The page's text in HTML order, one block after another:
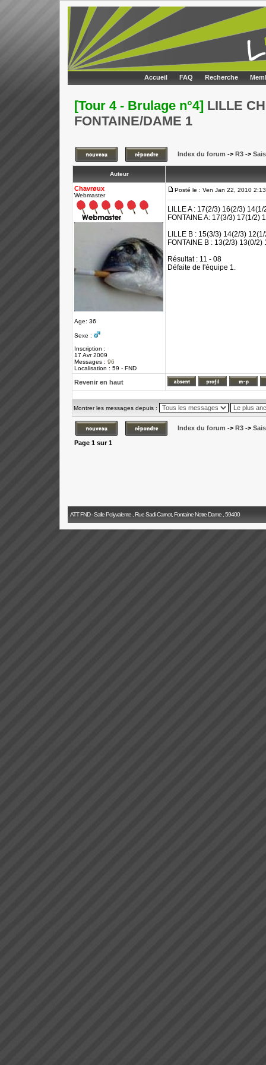
Accueil FAQ Recherche
[Tour 4 - Brulage n°4] LILLE
FONTAINE/DAME 1
Index du forum -> R3 ->
Auteur
Chavrøux
Webmaster
Age: 36
Sexe :
Inscription :
17 Avr 2009
Messages : 96
Localisation : 59 - FND
Posté le : Ven Jan 22, 2010
LILLE A : 17(2/3) 16(2/3) 14(1/
FONTAINE A: 17(3/3) 17(1/2)
LILLE B : 15(3/3) 14(2/3)
FONTAINE B : 13(2/3) 13(0/2)
Résultat : 11 - 08
Défaite de l'équipe 1.
Revenir en haut
Montrer les messages depuis :
Index du forum -> R3 ->
Page 1 sur1
ATT FND - Salle Polyvalente , Rue Sadi Carnot, Fontaine Notre Dame , 59400